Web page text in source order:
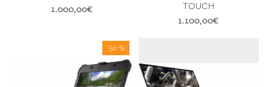
1.000,00€
TOUCH
1.100,00€
-50 %